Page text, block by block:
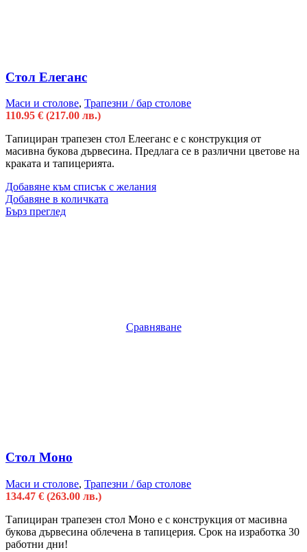
Стол Елеганс
Маси и столове, Трапезни / бар столове
110.95 € (217.00 лв.)
Тапициран трапезен стол Елееганс е с конструкция от
масивна букова дървесина. Предлага се в различни цветове на
краката и тапицерията.
Добавяне към списък с желания
Добавяне в количката
Бърз преглед
Сравняване
Стол Моно
Маси и столове, Трапезни / бар столове
134.47 € (263.00 лв.)
Тапициран трапезен стол Моно е с конструкция от масивна
букова дървесина облечена в тапицерия. Срок на изработка 30
работни дни!